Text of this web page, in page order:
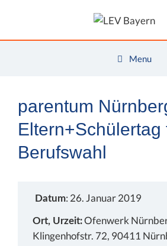
Menu
parentum
Eltern+Schülertag
Berufswahl
Datum: 26. Januar 2019
Ort, Urzeit:Ofenwerk
Klingenhofstr. 72, 90411